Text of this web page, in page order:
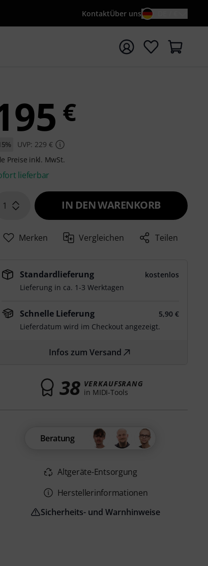
KontaktÜber uns
{searchTerm} starten
€
UVP: 229 €
Preise inkl. MwSt.
lieferbar
1 IN DEN WARENKORB
Merken Vergleichen Teilen
Standardlieferung
kostenlos
Lieferung in ca. 1-3 Werktagen
Schnelle Lieferung
5,90 €
Lieferdatum wird im Checkout angezeigt.
Infos zum Versand
38 VERKAUFSRANG
in MIDI-Tools
Beratung
Altgeräte-Entsorgung
Herstellerinformationen
Sicherheits- und Warnhinweise